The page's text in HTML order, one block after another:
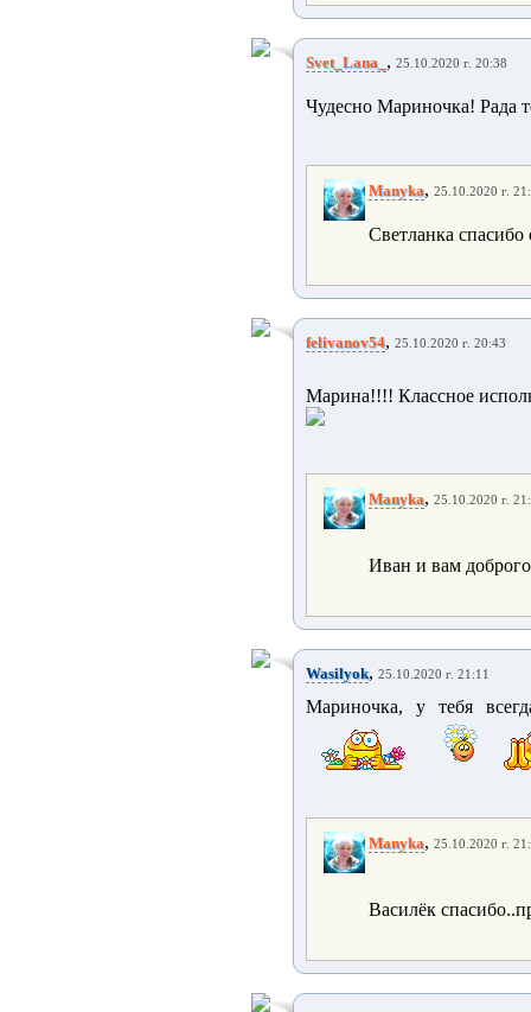
Svet_Lana_ , 25.10.2020 г. 20:38
Чудесно Мариночка! Рада
Manyka, 25.10.2020 г.
Светланка спасибо
felivanov54, 25.10.2020 г. 20:43
Марина!!!! Классное
Manyka, 25.10.2020 г.
Иван и вам
Wasilyok, 25.10.2020 г. 21:11
Мариночка, у тебя
Manyka, 25.10.2020 г.
Василёк